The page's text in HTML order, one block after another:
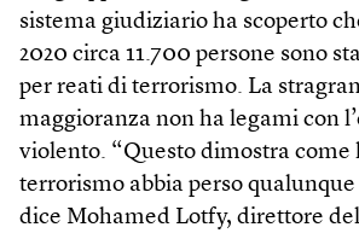
sistema giudiziario ha scoperto
2020 circa 11.700 persone sono
per reati di terrorismo. La
maggioranza non ha legami con
violento. “Questo dimostra come
terrorismo abbia perso
dice Mohamed Lotfy, direttore